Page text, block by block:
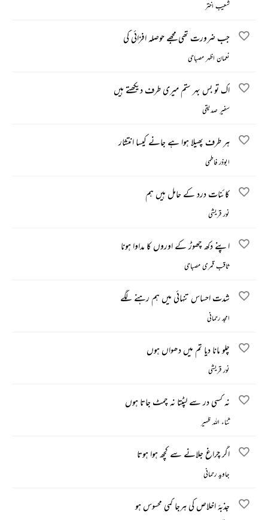
شعیب اختر
جب ضرورت تھی مجھے حوصلہ افزائی کی
نعمان اظہر مصباحی
اک تو بس بہر ستم میری طرف دیکھتے ہیں
سفیر صدیقی
ہر طرف پھیلا ہوا ہے جانے کیسا انتشار
ابوذر فاطمی
کائنات درد کے حامل ہیں ہم
نور قریشی
اپنے دکھ چھوڑ کے اوروں کا مداوا ہونا
ثاقب قمری مصباحی
شدت احساس تنہائی میں ہم رہنے لگے
امجد رحمانی
چلو مانا دیا تم میں دھواں ہوں
نور قریشی
نہ کسی در سے لپٹتا نہ چمٹ جاتا ہوں
ثناء اللہ ظہیر
اگر چراغ جلانے سے کچھ ہوا ہوتا
جاوید رحمانی
جذبۂ اخلاص کی ہرجا کمی محسوس ہو